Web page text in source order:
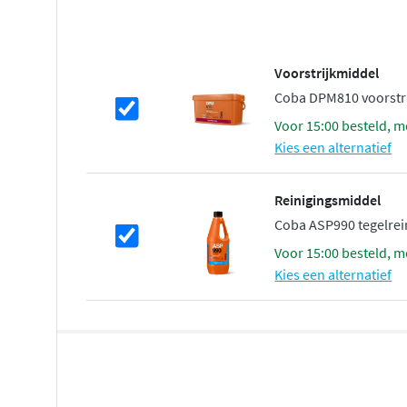
Voorstrijkmiddel
Coba DPM810
voor 15:00 besteld,
Kies een alternatief
Reinigingsmiddel
Coba ASP990
voor 15:00 besteld,
Kies een alternatief